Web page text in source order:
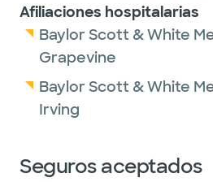
Afiliaciones hospitalarias
Baylor Scott & White
Grapevine
Baylor Scott & White
Irving
Seguros aceptados